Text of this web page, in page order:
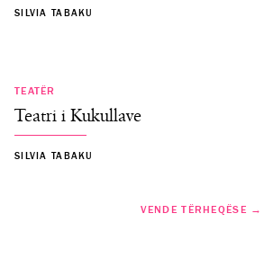
SILVIA TABAKU
TEATËR
Teatri i Kukullave
SILVIA TABAKU
VENDE TËRHEQËSE →